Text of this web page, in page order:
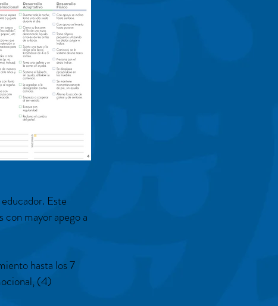
Este
con mayor apego a
hasta los 7
(4)